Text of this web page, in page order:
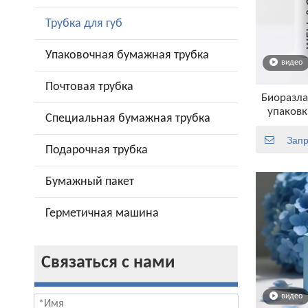
Трубка для губ
Упаковочная бумажная трубка
Почтовая трубка
Специальная бумажная трубка
Подарочная трубка
Бумажный пакет
Герметичная машина
Связаться с нами
видео
видео